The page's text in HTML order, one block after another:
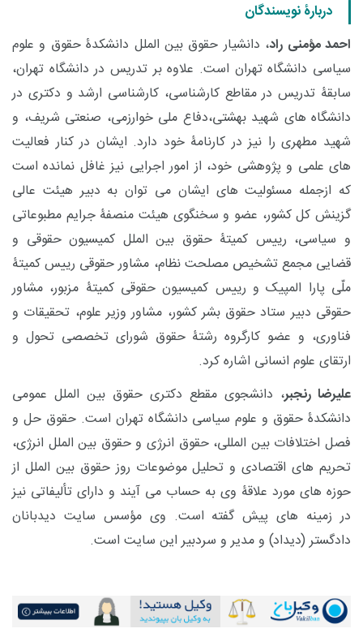
دربارۀ نویسندگان
احمد مؤمنی راد، دانشیار حقوق بین الملل دانشکدۀ حقوق و علوم
سیاسی دانشگاه تهران است. علاوه بر تدریس در دانشگاه تهران،
سابقۀ تدریس در مقاطع کارشناسی، کارشناسی ارشد و دکتری در
دانشگاه های شهید بهشتی،دفاع ملی خوارزمی، صنعتی شریف، و
شهید مطهری را نیز در کارنامۀ خود دارد. ایشان در کنار فعالیت
های علمی و پژوهشی خود، از امور اجرایی نیز غافل نمانده است
که ازجمله مسئولیت های ایشان می توان به دبیر هیئت عالی
گزینش کل کشور، عضو و سخنگوی هیئت منصفۀ جرایم مطبوعاتی
و سیاسی، رییس کمیتۀ حقوق بین الملل کمیسیون حقوقی و
قضایی مجمع تشخیص مصلحت نظام، مشاور حقوقی رییس کمیتۀ
ملّی پارا المپیک و رییس کمیسیون حقوقی کمیتۀ مزبور، مشاور
حقوقی دبیر ستاد حقوق بشر کشور، مشاور وزیر علوم، تحقیقات و
فناوری، و عضو کارگروه رشتۀ حقوق شورای تخصصی تحول و
ارتقای علوم انسانی اشاره کرد.
علیرضا رنجبر، دانشجوی مقطع دکتری حقوق بین الملل عمومی
دانشکدۀ حقوق و علوم سیاسی دانشگاه تهران است. حقوق حل و
فصل اختلافات بین المللی، حقوق انرژی و حقوق بین الملل انرژی،
تحریم های اقتصادی و تحلیل موضوعات روز حقوق بین الملل از
حوزه های مورد علاقۀ وی به حساب می آیند و دارای تألیفاتی نیز
در زمینه های پیش گفته است. وی مؤسس سایت دیدبانان
دادگستر (دیداد) و مدیر و سردبیر این سایت است.